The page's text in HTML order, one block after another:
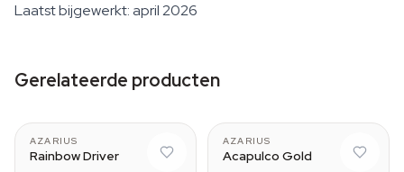
Laatst bijgewerkt: april 2026
Gerelateerde producten
AZARIUS
Rainbow Driver
AZARIUS
Acapulco Gold